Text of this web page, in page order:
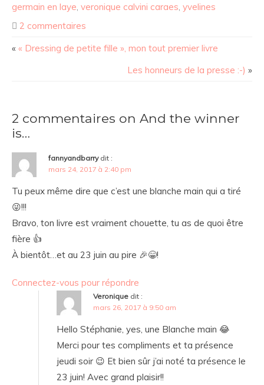
germain en laye, veronique calvini caraes, yvelines
2 commentaires
« « Dressing de petite fille », mon tout premier livre
Les honneurs de la presse :-) »
2 commentaires on And the winner
is…
fannyandbarry dit :
mars 24, 2017 à 2:40 pm
Tu peux même dire que c’est une blanche main qui a tiré
😜!!!
Bravo, ton livre est vraiment chouette, tu as de quoi être
fière 👍
À bientôt…et au 23 juin au pire 🎉😁!
Connectez-vous pour répondre
Veronique dit :
mars 26, 2017 à 9:50 am
Hello Stéphanie, yes, une Blanche main 😂
Merci pour tes compliments et ta présence
jeudi soir 😉 Et bien sûr j’ai noté ta présence le
23 juin! Avec grand plaisir!!